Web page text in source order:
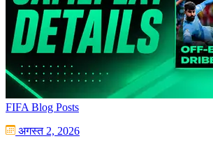
FIFA Blog Posts
अगस्त 2, 2026